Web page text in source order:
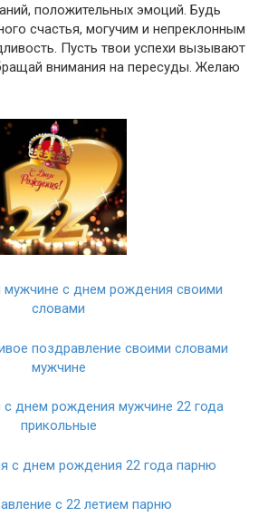
положительных эмоций. Будь
счастья, могучим и непреклонным
Пусть твои успехи вызывают
внимания на пересуды. Желаю